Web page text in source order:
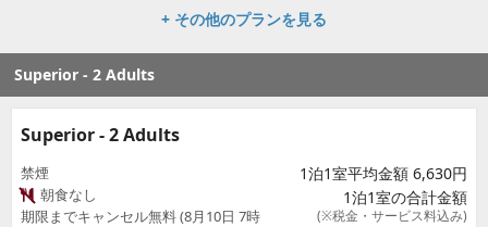
+ その他のプランを見る
Superior - 2 Adults
Superior - 2 Adults
禁煙
朝食なし
期限までキャンセル無料 (8月10日 7時
1泊1室平均金額 6,630円
1泊1室の合計金額
(※税金・サービス料込み)